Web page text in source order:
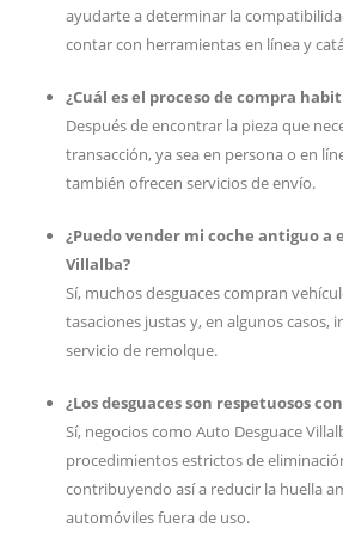
ayudarte a determinar la
contar con herramientas en línea y
¿Cuál es el proceso de compra
Después de encontrar la pieza que
transacción, ya sea en persona o en
también ofrecen servicios de envío.
¿Puedo vender mi coche antiguo a
Villalba?
Sí, muchos desguaces compran
tasaciones justas y, en algunos casos,
servicio de remolque.
¿Los desguaces son respetuosos
Sí, negocios como Auto Desguace
procedimientos estrictos de
contribuyendo así a reducir la huella
automóviles fuera de uso.